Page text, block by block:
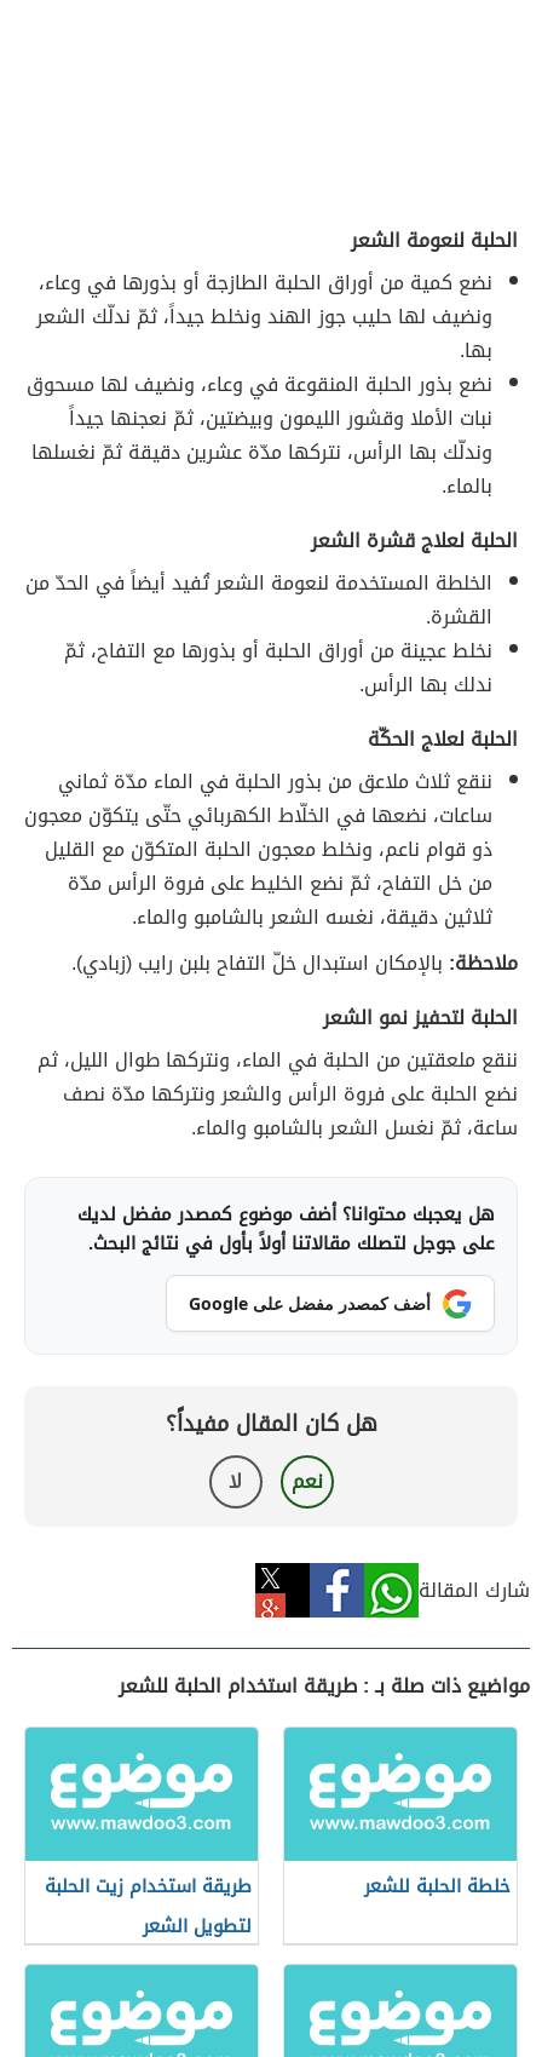
الحلبة لنعومة الشعر
نضع كمية من أوراق الحلبة الطازجة أو بذورها في وعاء،
ونضيف لها حليب جوز الهند ونخلط جيداً، ثمّ ندلّك الشعر
بها.
نضع بذور الحلبة المنقوعة في وعاء، ونضيف لها مسحوق
نبات الأملا وقشور الليمون وبيضتين، ثمّ نعجنها جيداً
وندلّك بها الرأس، نتركها مدّة عشرين دقيقة ثمّ نغسلها
بالماء.
الحلبة لعلاج قشرة الشعر
الخلطة المستخدمة لنعومة الشعر تُفيد أيضاً في الحدّ من
القشرة.
نخلط عجينة من أوراق الحلبة أو بذورها مع التفاح، ثمّ
ندلك بها الرأس.
الحلبة لعلاج الحكّة
ننقع ثلاث ملاعق من بذور الحلبة في الماء مدّة ثماني
ساعات، نضعها في الخلّاط الكهربائي حتّى يتكوّن معجون
ذو قوام ناعم، ونخلط معجون الحلبة المتكوّن مع القليل
من خل التفاح، ثمّ نضع الخليط على فروة الرأس مدّة
ثلاثين دقيقة، نغسه الشعر بالشامبو والماء.
ملاحظة: بالإمكان استبدال خلّ التفاح بلبن رايب (زبادي).
الحلبة لتحفيز نمو الشعر
ننقع ملعقتين من الحلبة في الماء، ونتركها طوال الليل، ثم
نضع الحلبة على فروة الرأس والشعر ونتركها مدّة نصف
ساعة، ثمّ نغسل الشعر بالشامبو والماء.
هل يعجبك محتوانا؟ أضف موضوع كمصدر مفضل لديك
على جوجل لتصلك مقالاتنا أولاً بأول في نتائج البحث.
أضف كمصدر مفضل على Google
هل كان المقال مفيداً؟
نعم لا
شارك المقالة
مواضيع ذات صلة بـ : طريقة استخدام الحلبة للشعر
خلطة الحلبة للشعر
طريقة استخدام زيت الحلبة
لتطويل الشعر